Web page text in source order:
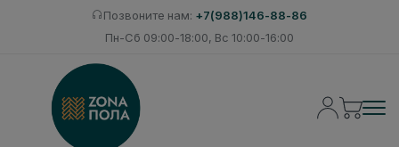
Позвоните нам: +7(988)146-88-86
Пн-Сб 09:00-18:00, Вс 10:00-16:00